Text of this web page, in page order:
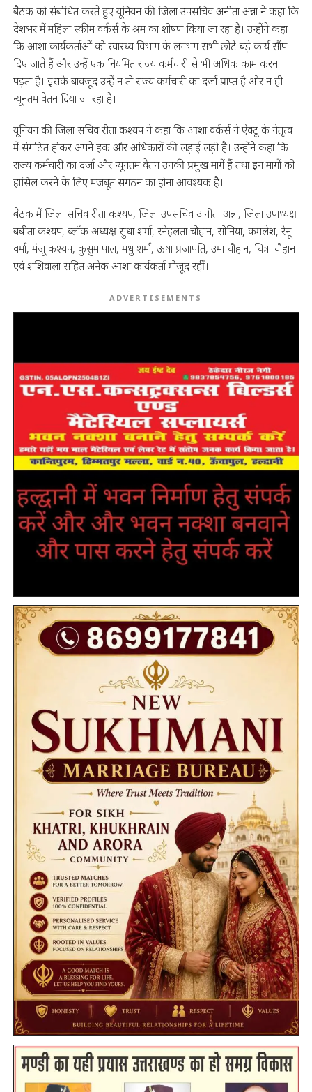
बैठक को संबोधित करते हुए यूनियन की जिला उपसचिव अनीता अन्ना ने कहा कि
देशभर में महिला स्कीम वर्कर्स के श्रम का शोषण किया जा रहा है। उन्होंने कहा
कि आशा कार्यकर्ताओं को स्वास्थ्य विभाग के लगभग सभी छोटे-बड़े कार्य सौंप
दिए जाते हैं और उन्हें एक नियमित राज्य कर्मचारी से भी अधिक काम करना
पड़ता है। इसके बावजूद उन्हें न तो राज्य कर्मचारी का दर्जा प्राप्त है और न ही
न्यूनतम वेतन दिया जा रहा है।
यूनियन की जिला सचिव रीता कश्यप ने कहा कि आशा वर्कर्स ने ऐक्टू के नेतृत्व
में संगठित होकर अपने हक और अधिकारों की लड़ाई लड़ी है। उन्होंने कहा कि
राज्य कर्मचारी का दर्जा और न्यूनतम वेतन उनकी प्रमुख मांगें हैं तथा इन मांगों को
हासिल करने के लिए मजबूत संगठन का होना आवश्यक है।
बैठक में जिला सचिव रीता कश्यप, जिला उपसचिव अनीता अन्ना, जिला उपाध्यक्ष
बबीता कश्यप, ब्लॉक अध्यक्ष सुधा शर्मा, स्नेहलता चौहान, सोनिया, कमलेश, रेनू
वर्मा, मंजू कश्यप, कुसुम पाल, मधु शर्मा, ऊषा प्रजापति, उमा चौहान, चित्रा चौहान
एवं शशिवाला सहित अनेक आशा कार्यकर्ता मौजूद रहीं।
ADVERTISEMENTS